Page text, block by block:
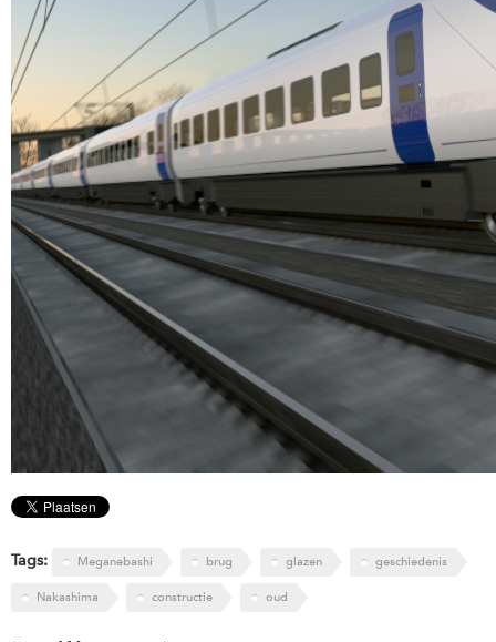
Tags: Meganebashi brug glazen geschiedenis
Nakashima constructie oud